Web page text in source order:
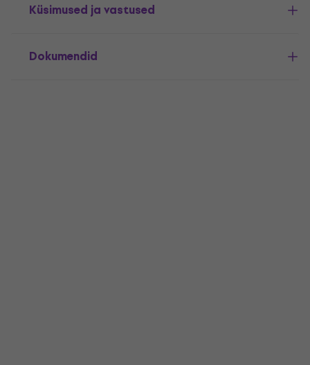
Küsimused ja vastused
Dokumendid